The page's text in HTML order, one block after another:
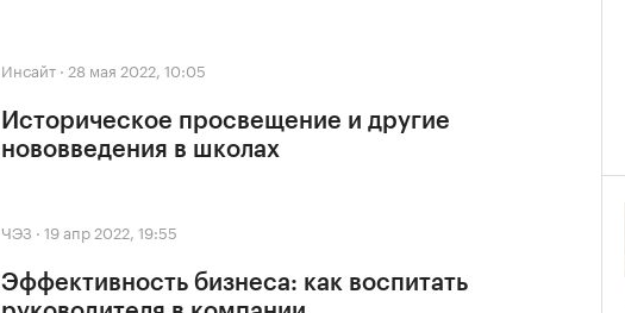
Инсайт · 28 мая 2022, 10:05
Историческое просвещение и другие
нововведения в школах
ЧЭЗ · 19 апр 2022, 19:55
Эффективность бизнеса: как воспитать